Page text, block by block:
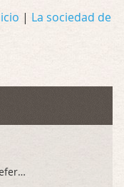
| La sociedad de
Me encanto que en la reseña hagas referen …